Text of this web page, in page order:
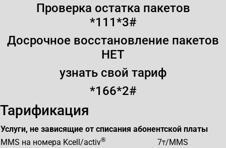
Проверка остатка пакетов
*111*3#
Досрочное восстановление пакетов
НЕТ
узнать свой тариф
*166*2#
Тарификация
Услуги, не зависящие от списания абонентской платы
MMS на номера Kcell/activ® 7₸/MMS